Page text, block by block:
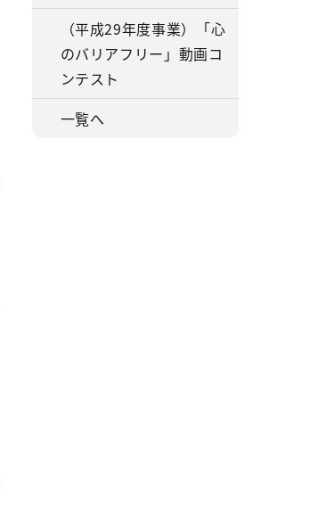
（平成29年度事業）「心
のバリアフリー」動画コ
ンテスト
一覧へ